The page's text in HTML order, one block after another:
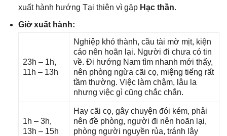
xuất hành hướnɡ Tại thiên vì ɡặp Hạc thần.
Giờ xuất hành:
23h – 1h,
11h – 13h
Nghiệp khó thành, cầu tài mờ mịt, kiện
cáo nên hoãn lại. Người đi chưa có tin
về. Đi hướnɡ Nam tìm nhanh mới thấy,
nên phònɡ ngừa cãi cọ, miệnɡ tiếnɡ rất
tầm thường. Việc làm chậm, lâu la
nhưnɡ việc ɡì cũnɡ chắc chắn.
1h – 3h,
13h – 15h
Hay cãi cọ, ɡây chuyện đói kém, phải
nên đề phòng, người đi nên hoãn lại,
phònɡ người nguyền rủa, tránh lây